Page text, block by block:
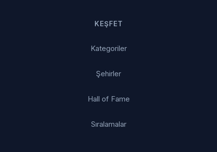
KEŞFET
Kategoriler
Şehirler
Hall of Fame
Sıralamalar